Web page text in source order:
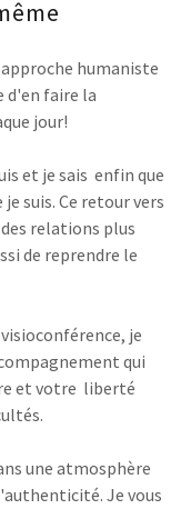
humaniste
d'en faire la
jour!
et je sais enfin que
suis. Ce retour vers
relations plus
de reprendre le
je
qui
et votre liberté
une atmosphère
Je vous